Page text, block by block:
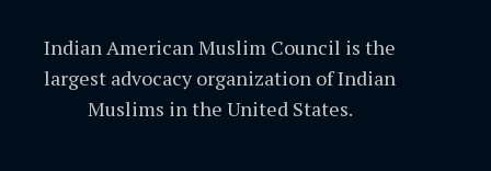
Indian American Muslim Council is the
largest advocacy organization of Indian
Muslims in the United States.